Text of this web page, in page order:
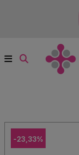
-23,33%